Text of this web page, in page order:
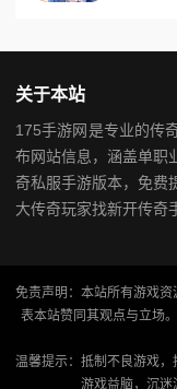
关于本站
175手游网是专业的传
布网站信息，涵盖单职
奇私服手游版本，免费
大传奇玩家找新开传奇
免责声明：本站所有游戏
表本站赞同其观点与立场
温馨提示：抵制不良游戏
游戏益脑，沉迷